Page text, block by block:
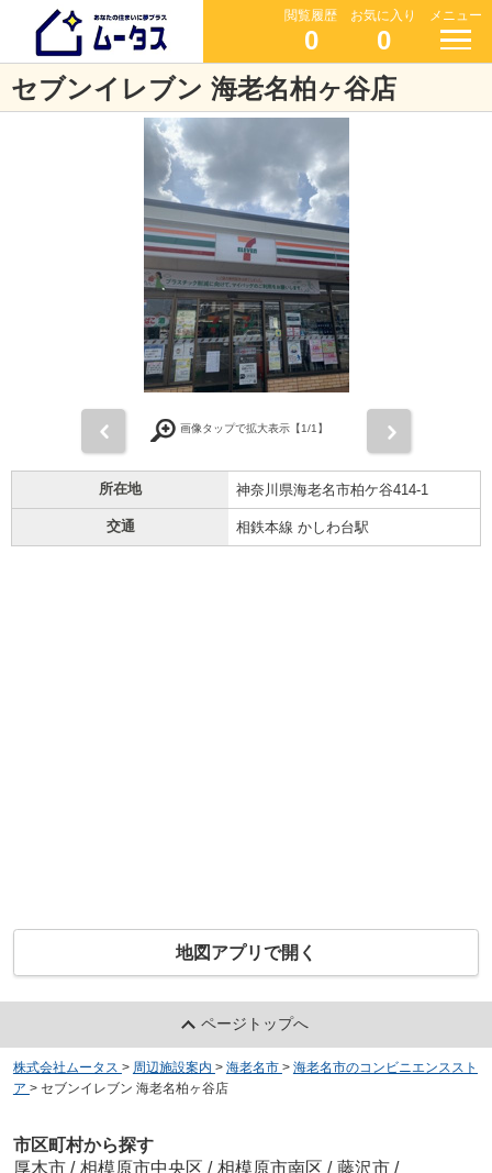
閲覧履歴
0
お気に入り
0
メニュー
セブンイレブン 海老名柏ヶ谷店
画像タップで拡大表示【1/1】
所在地 神奈川県海老名市柏ケ谷414-1
交通 相鉄本線 かしわ台駅
地図アプリで開く
ページトップへ
株式会社ムータス > 周辺施設案内 > 海老名市 > 海老名市のコンビニエンススト
ア > セブンイレブン 海老名柏ヶ谷店
市区町村から探す
厚木市 / 相模原市中央区 / 相模原市南区 / 藤沢市 /